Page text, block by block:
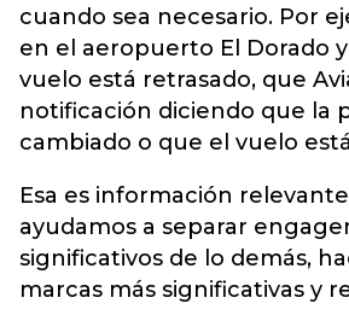
cuando sea necesario. Por
en el aeropuerto El Dorado y
vuelo está retrasado, que
notificación diciendo que la
cambiado o que el vuelo
Esa es información
ayudamos a separar
significativos de lo demás,
marcas más significativas y